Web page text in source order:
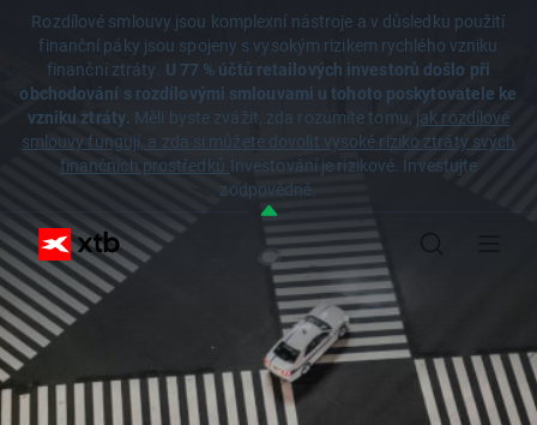
Rozdílové smlouvy jsou komplexní nástroje a v důsledku použití
finanční páky jsou spojeny s vysokým rizikem rychlého vzniku
finanční ztráty. U 77 % účtů retailových investorů došlo při
obchodování s rozdílovými smlouvami u tohoto poskytovatele ke
vzniku ztráty. Měli byste zvážit, zda rozumíte tomu, jak rozdílové
smlouvy fungují, a zda si můžete dovolit vysoké riziko ztráty svých
finančních prostředků. Investování je rizikové. Investujte
zodpovědně.